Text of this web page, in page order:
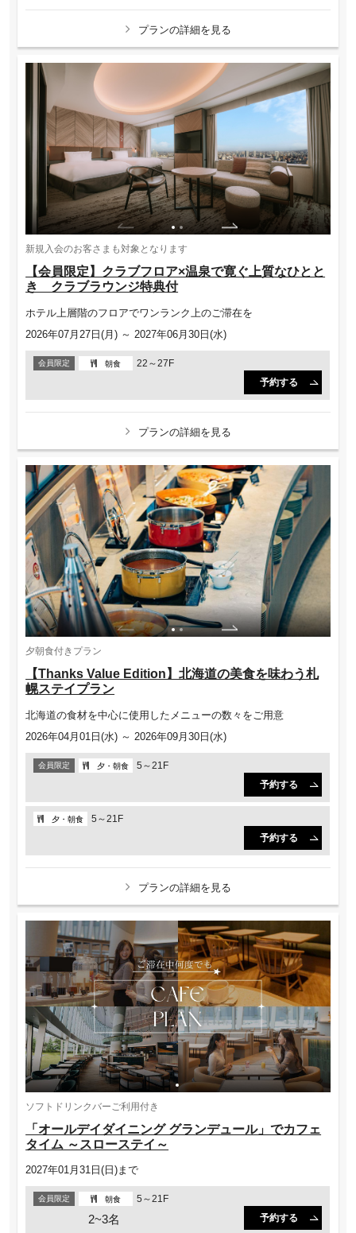
プランの詳細を見る
新規入会のお客さまも対象となります
【会員限定】クラブフロア×温泉で寛ぐ上質なひとと
き クラブラウンジ特典付
ホテル上層階のフロアでワンランク上のご滞在を
2026年07月27日(月) ～ 2027年06月30日(水)
会員限定 朝食
22～27F
予約する
プランの詳細を見る
夕朝食付きプラン
【Thanks Value Edition】北海道の美食を味わう札
幌ステイプラン
北海道の食材を中心に使用したメニューの数々をご用意
2026年04月01日(水) ～ 2026年09月30日(水)
会員限定 夕・朝食
5～21F
予約する
夕・朝食
5～21F
予約する
プランの詳細を見る
ソフトドリンクバーご利用付き
「オールデイダイニング グランデュール」でカフェ
タイム ～スローステイ～
2027年01月31日(日)まで
会員限定 朝食 5～21F
2~3名 予約する